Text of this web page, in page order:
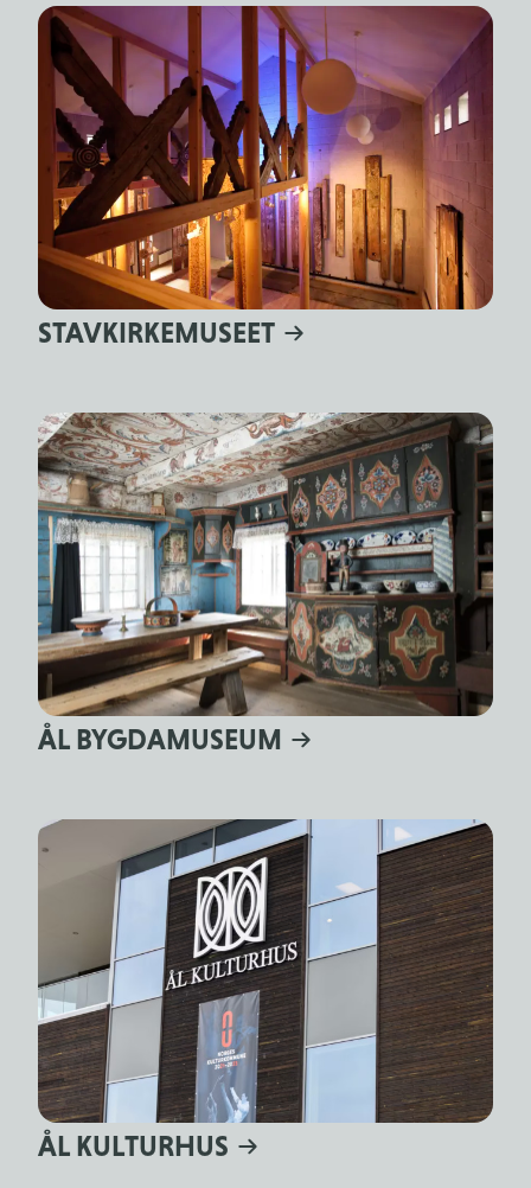
STAVKIRKEMUSEET
ÅL BYGDAMUSEUM
ÅL KULTURHUS